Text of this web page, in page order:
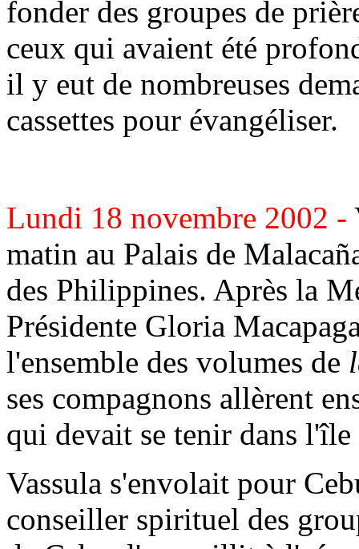
fonder des groupes de
ceux qui avaient été
il y eut de nombreuses
cassettes pour évangéliser.
Lundi 18 novembre 2002 -
matin au Palais de
des Philippines. Après la
Présidente Gloria
l'ensemble des volumes de
ses compagnons allèrent
qui devait se tenir dans
Vassula s'envolait pour
conseiller spirituel des